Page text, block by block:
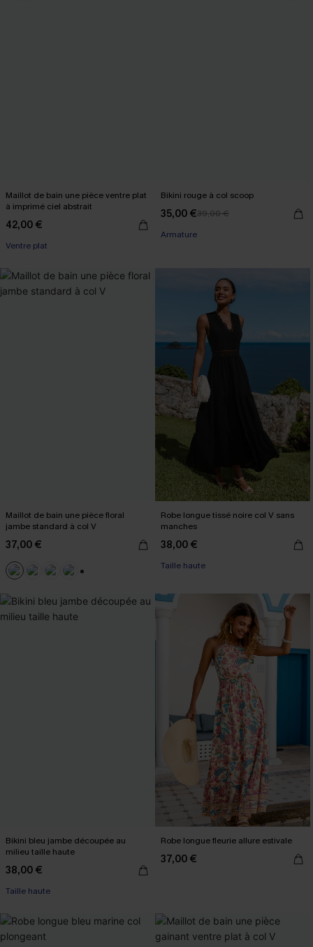
Maillot de bain une pièce ventre plat
à imprimé ciel abstrait
42,00 €
Ventre plat
Bikini rouge à col scoop
35,00 €39,00 €
Armature
Maillot de bain une pièce floral
jambe standard à col V
37,00 €
Robe longue tissé noire col V sans
manches
38,00 €
Taille haute
Bikini bleu jambe découpée au
milieu taille haute
38,00 €
Taille haute
Robe longue fleurie allure estivale
37,00 €